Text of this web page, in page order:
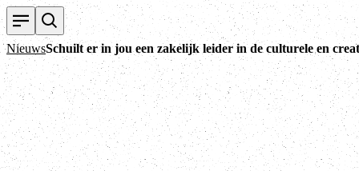
NieuwsSchuilt er in jou een zakelijk leider in de culturele en